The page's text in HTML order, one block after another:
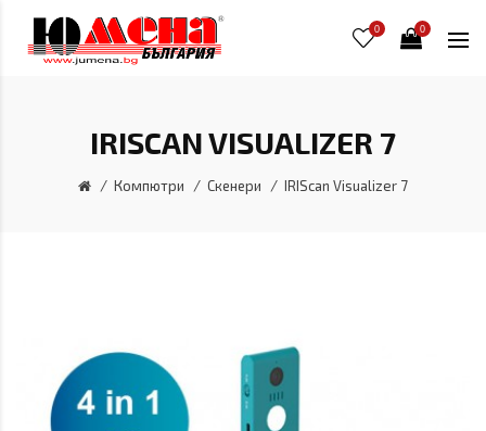
0 0
IRISCAN VISUALIZER 7
Компютри Скенери IRIScan Visualizer 7